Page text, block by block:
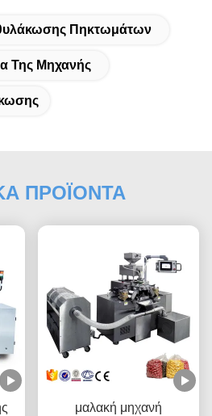
Πηκτωμάτων
Της Μηχανής
ΠΡΟΪΟΝΤΑ
μαλακή μηχανή